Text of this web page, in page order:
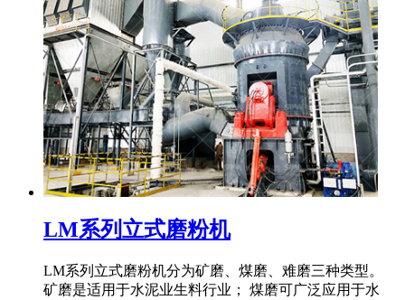
LM系列立式磨粉机
LM系列立式磨粉机分为矿磨、煤磨、难磨三种类型。
矿磨是适用于水泥业生料行业； 煤磨可广泛应用于水